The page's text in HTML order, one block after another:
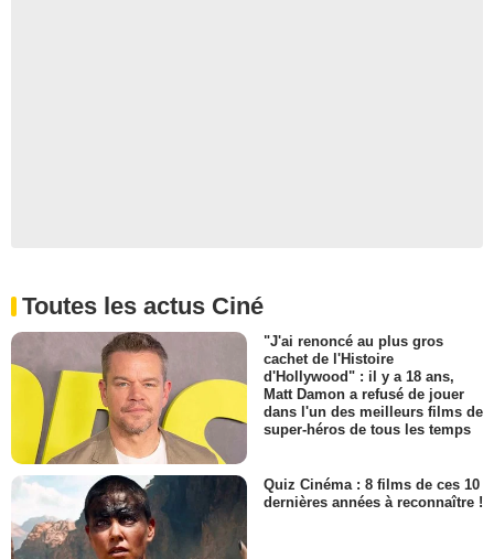
Toutes les actus Ciné
"J'ai renoncé au plus gros
cachet de l'Histoire
d'Hollywood" : il y a 18 ans,
Matt Damon a refusé de jouer
dans l'un des meilleurs films de
super-héros de tous les temps
Quiz Cinéma : 8 films de ces 10
dernières années à reconnaître !